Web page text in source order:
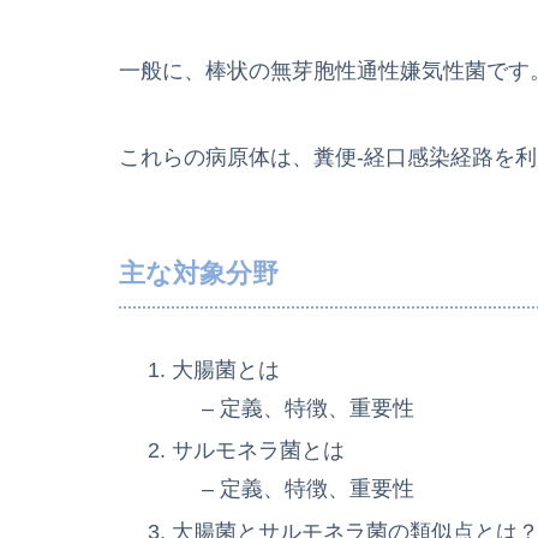
一般に、棒状の無芽胞性通性嫌気性菌です。
これらの病原体は、糞便-経口感染経路を利
主な対象分野
大腸菌とは
– 定義、特徴、重要性
サルモネラ菌とは
– 定義、特徴、重要性
大腸菌とサルモネラ菌の類似点とは？